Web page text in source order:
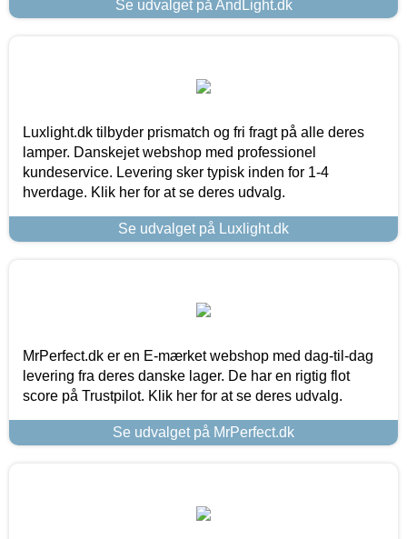
Se udvalget på AndLight.dk
Luxlight.dk tilbyder prismatch og fri fragt på alle deres
lamper. Danskejet webshop med professionel
kundeservice. Levering sker typisk inden for 1-4
hverdage. Klik her for at se deres udvalg.
Se udvalget på Luxlight.dk
MrPerfect.dk er en E-mærket webshop med dag-til-dag
levering fra deres danske lager. De har en rigtig flot
score på Trustpilot. Klik her for at se deres udvalg.
Se udvalget på MrPerfect.dk